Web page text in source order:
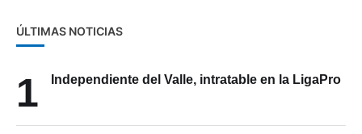
ÚLTIMAS NOTICIAS
1 Independiente del Valle, intratable en la LigaPro